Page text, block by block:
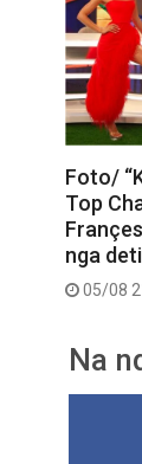
Foto/
Top
nga deti
05/08
Na